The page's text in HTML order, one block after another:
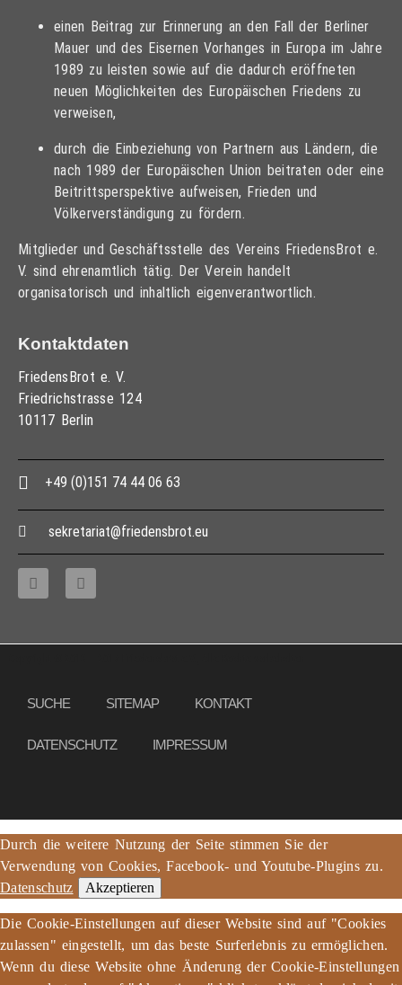
einen Beitrag zur Erinnerung an den Fall der Berliner
Mauer und des Eisernen Vorhanges in Europa im Jahre
1989 zu leisten sowie auf die dadurch eröffneten
neuen Möglichkeiten des Europäischen Friedens zu
verweisen,
durch die Einbeziehung von Partnern aus Ländern, die
nach 1989 der Europäischen Union beitraten oder eine
Beitrittsperspektive aufweisen, Frieden und
Völkerverständigung zu fördern.
Mitglieder und Geschäftsstelle des Vereins FriedensBrot e.
V. sind ehrenamtlich tätig. Der Verein handelt
organisatorisch und inhaltlich eigenverantwortlich.
Kontaktdaten
FriedensBrot e. V.
Friedrichstrasse 124
10117 Berlin
+49 (0)151 74 44 06 63
sekretariat@friedensbrot.eu
SUCHE SITEMAP KONTAKT
DATENSCHUTZ IMPRESSUM
Durch die weitere Nutzung der Seite stimmen Sie der
Verwendung von Cookies, Facebook- und Youtube-Plugins zu.
Datenschutz
Akzeptieren
Die Cookie-Einstellungen auf dieser Website sind auf "Cookies
zulassen" eingestellt, um das beste Surferlebnis zu ermöglichen.
Wenn du diese Website ohne Änderung der Cookie-Einstellungen